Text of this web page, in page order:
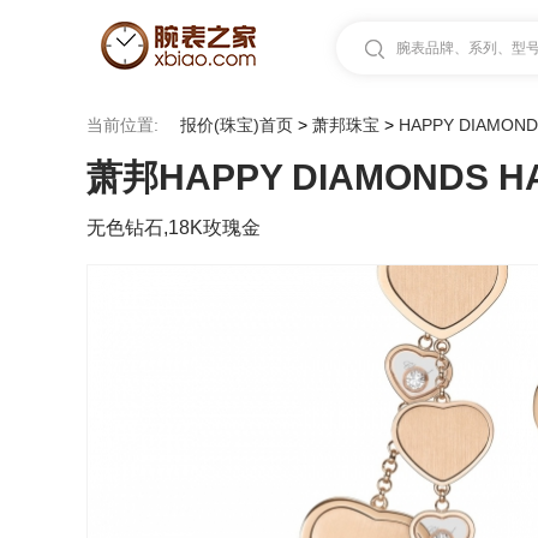
腕表品牌、系列、型
当前位置: 报价(珠宝)首页 > 萧邦珠宝 > HAPPY
萧邦HAPPY DIAMONDS
无色钻石,18K玫瑰金